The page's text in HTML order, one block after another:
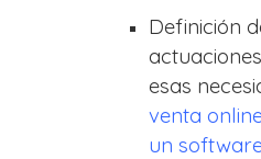
Definición
esas
venta
un